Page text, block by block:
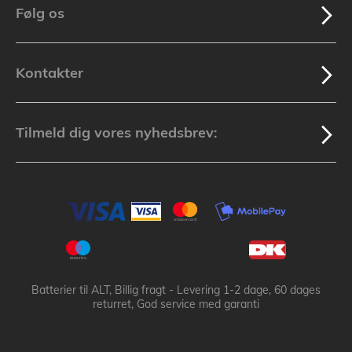
Følg os
Kontakter
Tilmeld dig vores nyhedsbrev:
Batterier til ALT, Billig fragt - Levering 1-2 dage, 60 dages
returret, God service med garanti